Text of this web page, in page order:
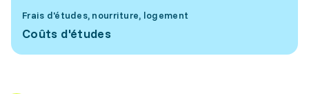
Frais d'études, nourriture, logement
Coûts d'études